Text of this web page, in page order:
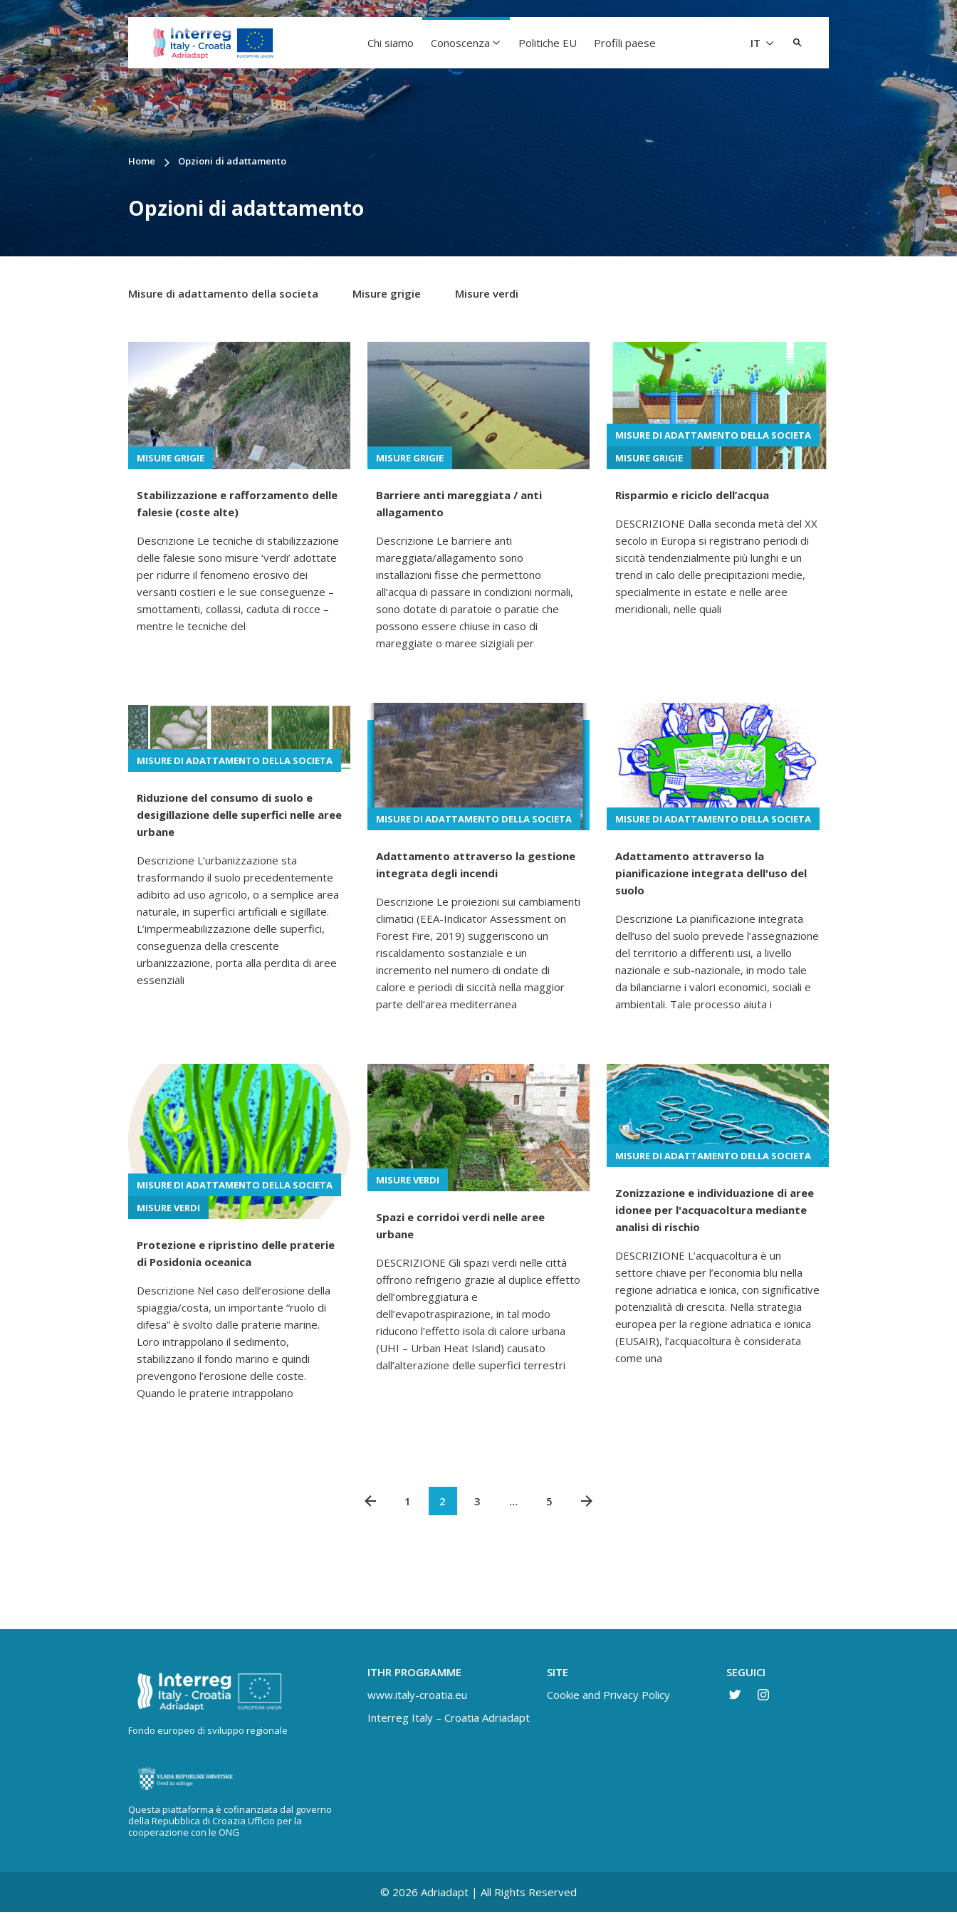
IT
Chi siamo Conoscenza Politiche EU Profili paese
Home Opzioni di adattamento
Opzioni di adattamento
Misure di adattamento della societa Misure grigie Misure verdi
MISURE GRIGIE
Stabilizzazione e rafforzamento delle
falesie (coste alte)
Descrizione Le tecniche di stabilizzazione
delle falesie sono misure ‘verdi’ adottate
per ridurre il fenomeno erosivo dei
versanti costieri e le sue conseguenze –
smottamenti, collassi, caduta di rocce –
mentre le tecniche del
MISURE GRIGIE
Barriere anti mareggiata / anti
allagamento
Descrizione Le barriere anti
mareggiata/allagamento sono
installazioni fisse che permettono
all’acqua di passare in condizioni normali,
sono dotate di paratoie o paratie che
possono essere chiuse in caso di
mareggiate o maree sizigiali per
MISURE DI ADATTAMENTO DELLA SOCIETA
MISURE GRIGIE
Risparmio e riciclo dell’acqua
DESCRIZIONE Dalla seconda metà del XX
secolo in Europa si registrano periodi di
siccità tendenzialmente più lunghi e un
trend in calo delle precipitazioni medie,
specialmente in estate e nelle aree
meridionali, nelle quali
MISURE DI ADATTAMENTO DELLA SOCIETA
Riduzione del consumo di suolo e
desigillazione delle superfici nelle aree
urbane
Descrizione L’urbanizzazione sta
trasformando il suolo precedentemente
adibito ad uso agricolo, o a semplice area
naturale, in superfici artificiali e sigillate.
L’impermeabilizzazione delle superfici,
conseguenza della crescente
urbanizzazione, porta alla perdita di aree
essenziali
MISURE DI ADATTAMENTO DELLA SOCIETA
Adattamento attraverso la gestione
integrata degli incendi
Descrizione Le proiezioni sui cambiamenti
climatici (EEA-Indicator Assessment on
Forest Fire, 2019) suggeriscono un
riscaldamento sostanziale e un
incremento nel numero di ondate di
calore e periodi di siccità nella maggior
parte dell’area mediterranea
MISURE DI ADATTAMENTO DELLA SOCIETA
Adattamento attraverso la
pianificazione integrata dell'uso del
suolo
Descrizione La pianificazione integrata
dell’uso del suolo prevede l’assegnazione
del territorio a differenti usi, a livello
nazionale e sub-nazionale, in modo tale
da bilanciarne i valori economici, sociali e
ambientali. Tale processo aiuta i
MISURE DI ADATTAMENTO DELLA SOCIETA
MISURE VERDI
Protezione e ripristino delle praterie
di Posidonia oceanica
Descrizione Nel caso dell’erosione della
spiaggia/costa, un importante “ruolo di
difesa” è svolto dalle praterie marine.
Loro intrappolano il sedimento,
stabilizzano il fondo marino e quindi
prevengono l’erosione delle coste.
Quando le praterie intrappolano
MISURE VERDI
Spazi e corridoi verdi nelle aree
urbane
DESCRIZIONE Gli spazi verdi nelle città
offrono refrigerio grazie al duplice effetto
dell’ombreggiatura e
dell’evapotraspirazione, in tal modo
riducono l’effetto isola di calore urbana
(UHI – Urban Heat Island) causato
dall’alterazione delle superfici terrestri
MISURE DI ADATTAMENTO DELLA SOCIETA
Zonizzazione e individuazione di aree
idonee per l'acquacoltura mediante
analisi di rischio
DESCRIZIONE L’acquacoltura è un
settore chiave per l’economia blu nella
regione adriatica e ionica, con significative
potenzialità di crescita. Nella strategia
europea per la regione adriatica e ionica
(EUSAIR), l’acquacoltura è considerata
come una
1 2 3 … 5
Fondo europeo di sviluppo regionale
Questa piattaforma è cofinanziata dal governo
della Repubblica di Croazia Ufficio per la
cooperazione con le ONG
ITHR PROGRAMME
www.italy-croatia.eu
Interreg Italy – Croatia Adriadapt
SITE
Cookie and Privacy Policy
SEGUICI
© 2026 Adriadapt | All Rights Reserved